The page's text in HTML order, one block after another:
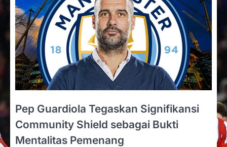
Pep Guardiola Tegaskan Signifikansi
Community Shield sebagai Bukti
Mentalitas Pemenang